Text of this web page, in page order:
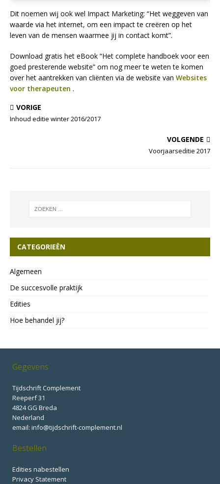
Dit noemen wij ook wel Impact Marketing: “Het weggeven van
waarde via het internet, om een impact te creëren op het
leven van de mensen waarmee jij in contact komt”.
Download gratis het eBook “Het complete handboek voor een
goed presterende website” om nog meer te weten te komen
over het aantrekken van cliënten via de website van Websites
voor therapeuten .
VORIGE
Inhoud editie winter 2016/2017
VOLGENDE
Voorjaarseditie 2017
CATEGORIEËN
Algemeen
De succesvolle praktijk
Edities
Hoe behandel jij?
Gegevens
Tijdschrift Complement
Reeperf 31
4824 GG Breda
Nederland
email: info@tijdschrift-complement.nl
Bestellen
Edities nabestellen
Privacy Statement